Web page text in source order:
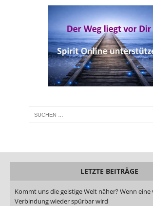
LETZTE BEITRÄGE
Kommt uns die geistige Welt näher? Wenn eine
Verbindung wieder spürbar wird